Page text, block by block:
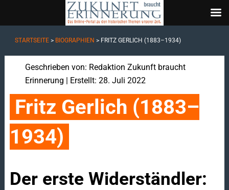
STARTSEITE> BIOGRAPHIEN > FRITZ GERLICH (1883–1934)
Geschrieben von: Redaktion Zukunft braucht
Erinnerung | Erstellt: 28. Juli 2022
Fritz Gerlich (1883–
1934)
Der erste Widerständler: